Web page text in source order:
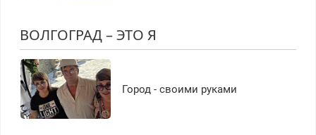
ВОЛГОГРАД – ЭТО Я
Город - своими руками